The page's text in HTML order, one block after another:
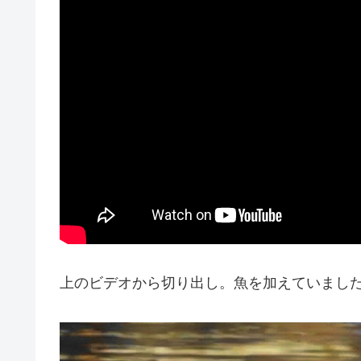
上のビデオから切り出し。魚を加えていまし